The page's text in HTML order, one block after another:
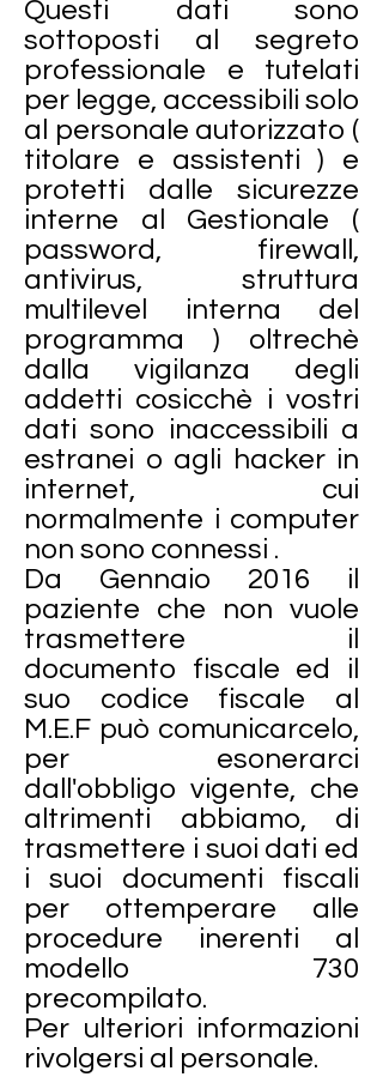
Questi dati sono
sottoposti al segreto
professionale e tutelati
per legge, accessibili solo
al personale autorizzato (
titolare e assistenti ) e
protetti dalle sicurezze
interne al Gestionale (
password, firewall,
antivirus, struttura
multilevel interna del
programma ) oltrechè
dalla vigilanza degli
addetti cosicchè i vostri
dati sono inaccessibili a
estranei o agli hacker in
internet, cui
normalmente i computer
non sono connessi .
Da Gennaio 2016 il
paziente che non vuole
trasmettere il
documento fiscale ed il
suo codice fiscale al
M.E.F può comunicarcelo,
per esonerarci
dall'obbligo vigente, che
altrimenti abbiamo, di
trasmettere i suoi dati ed
i suoi documenti fiscali
per ottemperare alle
procedure inerenti al
modello 730
precompilato.
Per ulteriori informazioni
rivolgersi al personale.